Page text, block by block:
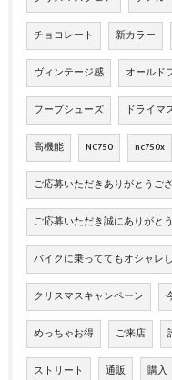
チョコレート 新カラー
ヴィンテージ感 オールド
フープシューズ ドライマ
高機能 NC750 nc750x
ご応募いただきありがとうご
ご応募いただき誠にありがと
バイクに乗っててもオシャレ
クリスマスキャンペーン
めっちゃお得 ご来店
ストリート 通販 購入